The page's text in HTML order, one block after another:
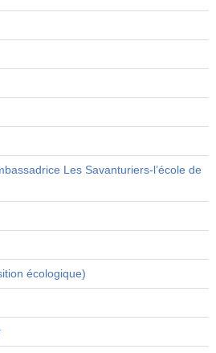
Les Savanturiers-l’école de
écologique)